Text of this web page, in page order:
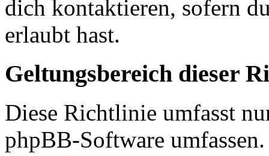
dich kontaktieren, sofern
erlaubt hast.
Geltungsbereich dieser
Diese Richtlinie umfasst
phpBB-Software